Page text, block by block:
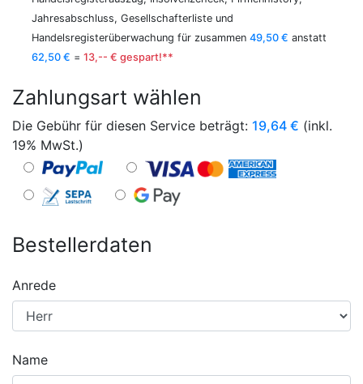
Jahresabschluss, Gesellschafterliste und
Handelsregisterüberwachung für zusammen 49,50 € anstatt
62,50 € = 13,-- € gespart!**
Zahlungsart wählen
Die Gebühr für diesen Service beträgt: 19,64 € (inkl.
19% MwSt.)
Bestellerdaten
Anrede
Name